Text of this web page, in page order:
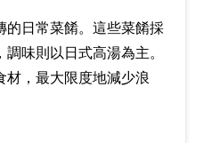
的日常菜餚。這些菜餚採
味則以日式高湯為主。
材，最大限度地減少浪